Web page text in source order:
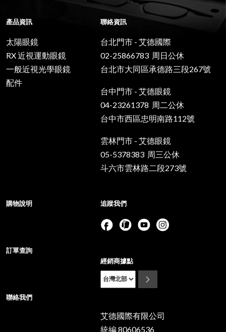
產品資訊
太陽眼鏡
RX 近視運動眼鏡
一般近視光學眼鏡
配件
聯絡資訊
台北門市 - 艾德國際
02-25866783 周日公休
台北市大同區承德路三段267號
台中門市 - 艾德眼鏡
04-23261378 周二公休
台中市西區忠明南路112號
雲林門市 - 艾德眼鏡
05-5378383 周三公休
斗六市雲林路二段273號
購物說明
訂單查詢
聯絡我們
追蹤我們
經銷商據點
艾德國際有限公司
統編 80606536